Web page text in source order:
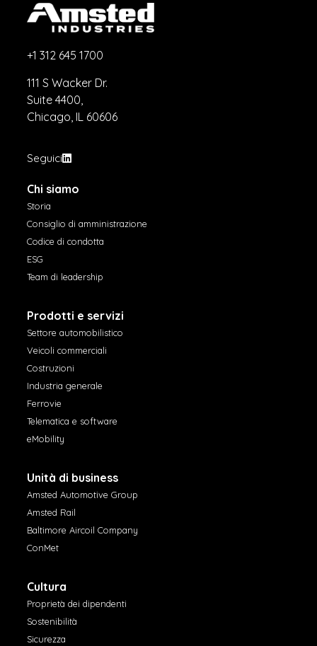
+1 312 645 1700
111 S Wacker Dr.
Suite 4400,
Chicago, IL 60606
Seguici
Chi siamo
Storia
Consiglio di amministrazione
Codice di condotta
ESG
Team di leadership
Prodotti e servizi
Settore automobilistico
Veicoli commerciali
Costruzioni
Industria generale
Ferrovie
Telematica e software
eMobility
Unità di business
Amsted Automotive Group
Amsted Rail
Baltimore Aircoil Company
ConMet
Cultura
Proprietà dei dipendenti
Sostenibilità
Sicurezza